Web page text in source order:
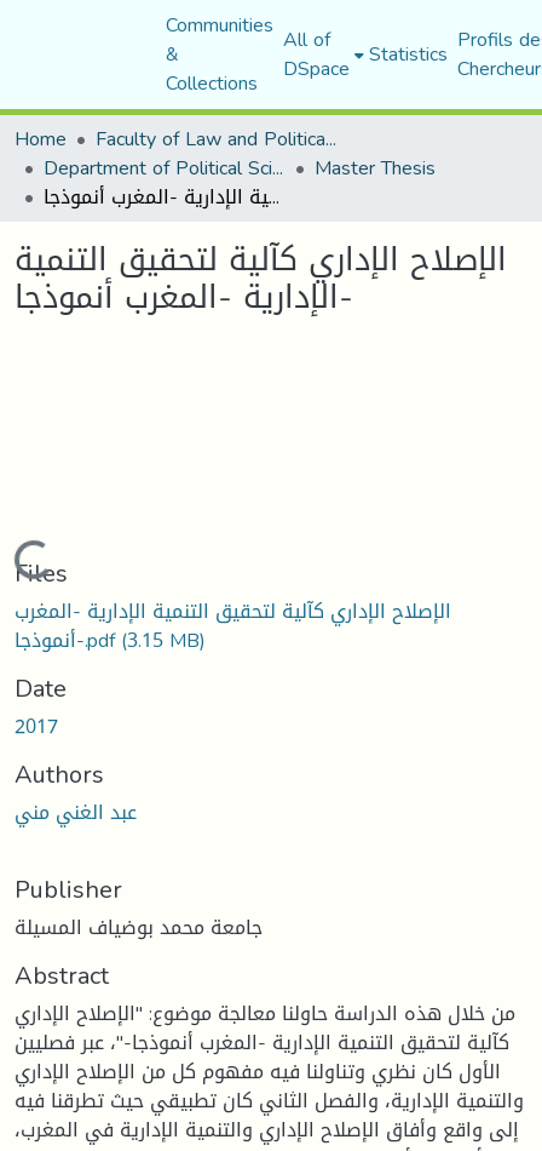
Communities
&
Collections
All of
DSpace Statistics Profils
Home
Faculty of Law and Political Science
Department of Political Sciences Master Thesis
الإصلاح الإداري كآلية لتحقيق التنمية الإدارية -المغرب أنموذجا-
الإصلاح الإداري كآلية لتحقيق التنمية
الإدارية -المغرب أنموذجا-
Loading...
Files
الإصلاح الإداري كآلية لتحقيق التنمية الإدارية -المغرب
أنموذجا-.pdf(3.15 MB)
Date
2017
Authors
عبد الغني مني
Publisher
جامعة محمد بوضياف المسيلة
Abstract
من خلال هذه الدراسة حاولنا معالجة موضوع: "الإصلاح الإداري
كآلية لتحقيق التنمية الإدارية -المغرب أنموذجا-"، عبر فصليين
الأول كان نظري وتناولنا فيه مفهوم كل من الإصلاح الإداري
والتنمية الإدارية، والفصل الثاني كان تطبيقي حيث تطرقنا فيه
إلى واقع وأفاق الإصلاح الإداري والتنمية الإدارية في المغرب،